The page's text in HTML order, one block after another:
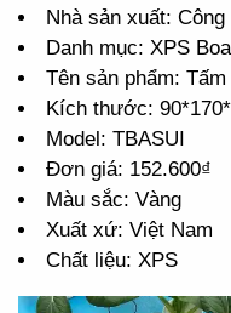
Nhà sản xuất:
Danh mục: XPS
Tên sản phẩm:
Kích thước:
Model: TBASUI
Đơn giá: 152.600₫
Màu sắc: Vàng
Xuất xứ: Việt Nam
Chất liệu: XPS